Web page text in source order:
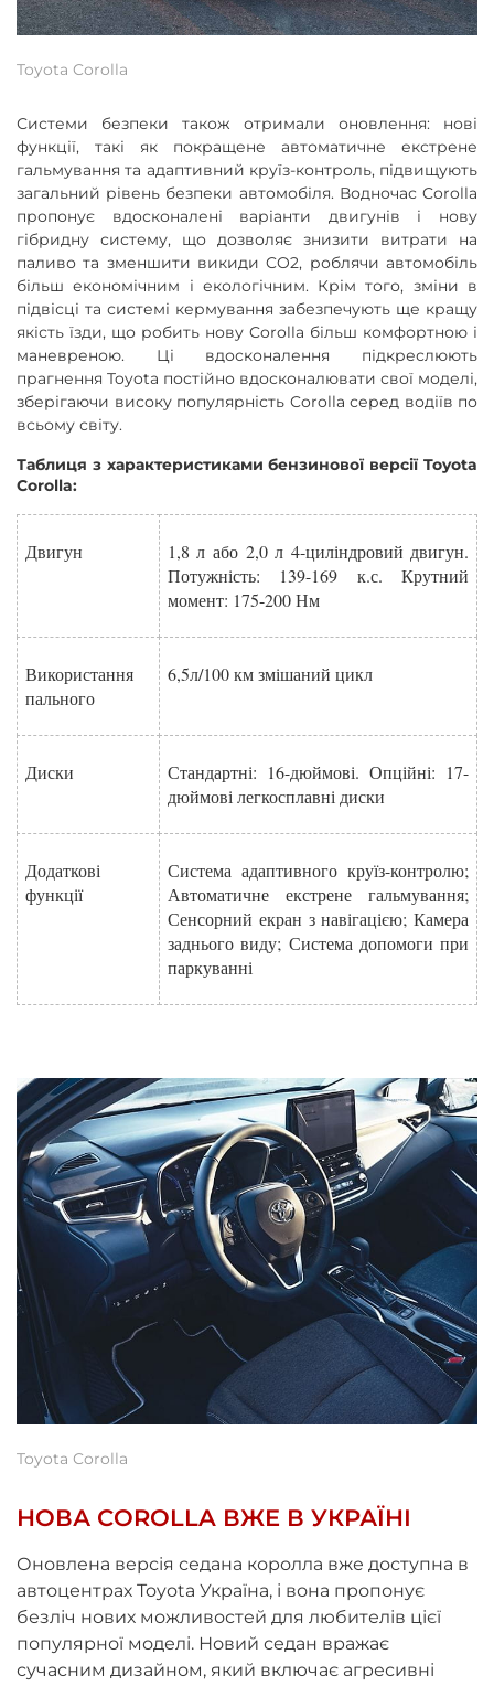
Toyota Corolla
Системи безпеки також отримали оновлення: нові
функції, такі як покращене автоматичне екстрене
гальмування та адаптивний круїз-контроль, підвищують
загальний рівень безпеки автомобіля. Водночас Corolla
пропонує вдосконалені варіанти двигунів і нову
гібридну систему, що дозволяє знизити витрати на
паливо та зменшити викиди CO2, роблячи автомобіль
більш економічним і екологічним. Крім того, зміни в
підвісці та системі кермування забезпечують ще кращу
якість їзди, що робить нову Corolla більш комфортною і
маневреною. Ці вдосконалення підкреслюють
прагнення Toyota постійно вдосконалювати свої моделі,
зберігаючи високу популярність Corolla серед водіїв по
всьому світу.
Таблиця з характеристиками бензинової версії Toyota
Corolla:
Двигун
1,8 л або 2,0 л 4-циліндровий двигун.
Потужність: 139-169 к.с. Крутний
момент: 175-200 Нм
Використання
пального
6,5л/100 км змішаний цикл
Диски
Стандартні: 16-дюймові. Опційні: 17-
дюймові легкосплавні диски
Додаткові
функції
Система адаптивного круїз-контролю;
Автоматичне екстрене гальмування;
Сенсорний екран з навігацією; Камера
заднього виду; Система допомоги при
паркуванні
Toyota Corolla
НОВА СOROLLA ВЖЕ В УКРАЇНІ
Оновлена версія седана королла вже доступна в
автоцентрах Toyota Україна, і вона пропонує
безліч нових можливостей для любителів цієї
популярної моделі. Новий седан вражає
сучасним дизайном, який включає агресивні